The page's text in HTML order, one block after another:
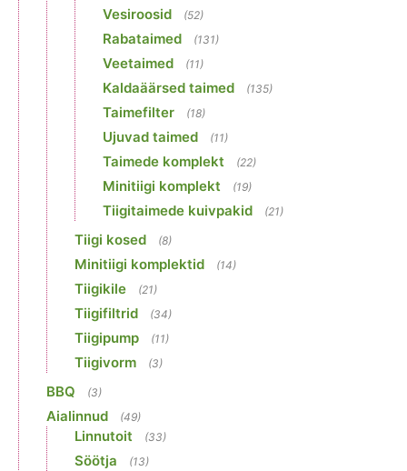
Vesiroosid (52)
Rabataimed (131)
Veetaimed (11)
Kaldaäärsed taimed (135)
Taimefilter (18)
Ujuvad taimed (11)
Taimede komplekt (22)
Minitiigi komplekt (19)
Tiigitaimede kuivpakid (21)
Tiigi kosed (8)
Minitiigi komplektid (14)
Tiigikile (21)
Tiigifiltrid (34)
Tiigipump (11)
Tiigivorm (3)
BBQ (3)
Aialinnud (49)
Linnutoit (33)
Söötja (13)